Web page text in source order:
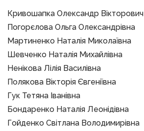
Кривошапка Олександр Вікторович
Погорєлова Ольга Олександрівна
Мартиненко Наталія Миколаївна
Шевченко Наталія Михайлівна
Ненікова Лілія Василівна
Полякова Вікторія Євгеніївна
Гук Тетяна Іванівна
Бондаренко Наталія Леонідівна
Гойденко Світлана Володимирівна